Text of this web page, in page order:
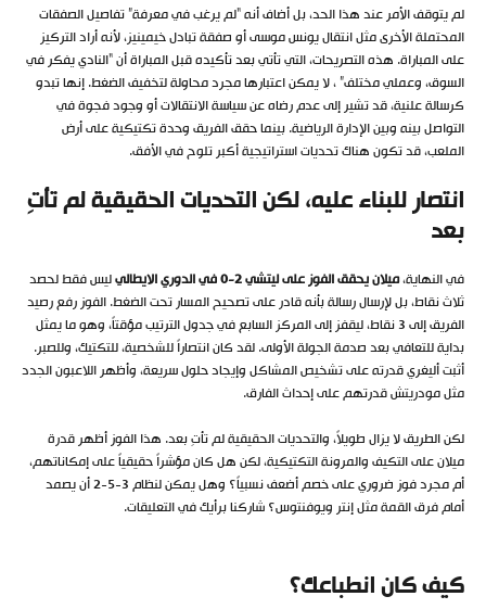
لم يتوقف الأمر عند هذا الحد، بل أضاف أنه “لم يرغب في معرفة” تفاصيل الصفقات
المحتملة الأخرى مثل انتقال يونس موسى أو صفقة تبادل خيمينيز، لأنه أراد التركيز
على المباراة. هذه التصريحات، التي تأتي بعد تأكيده قبل المباراة أن “النادي يفكر في
السوق، وعملي مختلف” ، لا يمكن اعتبارها مجرد محاولة لتخفيف الضغط. إنها تبدو
كرسالة علنية، قد تشير إلى عدم رضاه عن سياسة الانتقالات أو وجود فجوة في
التواصل بينه وبين الإدارة الرياضية. بينما حقق الفريق وحدة تكتيكية على أرض
الملعب، قد تكون هناك تحديات استراتيجية أكبر تلوح في الأفق.
انتصار للبناء عليه، لكن التحديات الحقيقية لم تأتِ
بعد
في النهاية،ميلان يحقق الفوز على ليتشي 2-0 في الدوري الايطالي
ليس فقط لحصد
ثلاث نقاط، بل لإرسال رسالة بأنه قادر على تصحيح المسار تحت الضغط. الفوز رفع رصيد
الفريق إلى 3 نقاط، ليقفز إلى المركز السابع في جدول الترتيب مؤقتاً، وهو ما يمثل
بداية للتعافي بعد صدمة الجولة الأولى. لقد كان انتصاراً للشخصية، للتكتيك، وللصبر.
أثبت أليغري قدرته على تشخيص المشاكل وإيجاد حلول سريعة، وأظهر اللاعبون الجدد
مثل مودريتش قدرتهم على إحداث الفارق.
لكن الطريق لا يزال طويلاً، والتحديات الحقيقية لم تأتِ بعد. هذا الفوز أظهر قدرة
ميلان على التكيف والمرونة التكتيكية، لكن هل كان مؤشراً حقيقياً على إمكاناتهم،
أم مجرد فوز ضروري على خصم أضعف نسبياً؟ وهل يمكن لنظام 3-5-2 أن يصمد
أمام فرق القمة مثل إنتر ويوفنتوس؟ شاركنا برأيك في التعليقات.
كيف كان انطباعك؟